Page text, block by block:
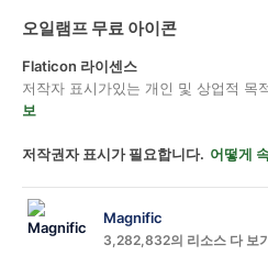
오일램프 무료 아이콘
Flaticon 라이센스
저작자 표시가있는 개인 및 상업적 목
보
저작권자 표시가 필요합니다. 어떻게
Magnific
3,282,832의 리소스 다 보